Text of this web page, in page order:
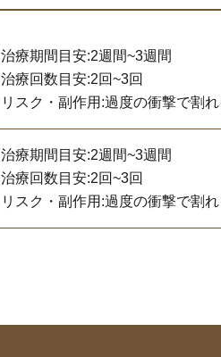
治療期間目安:2週間~3週間
治療回数目安:2回~3回
リスク・副作用:過度の衝撃で割れ
治療期間目安:2週間~3週間
治療回数目安:2回~3回
リスク・副作用:過度の衝撃で割れ